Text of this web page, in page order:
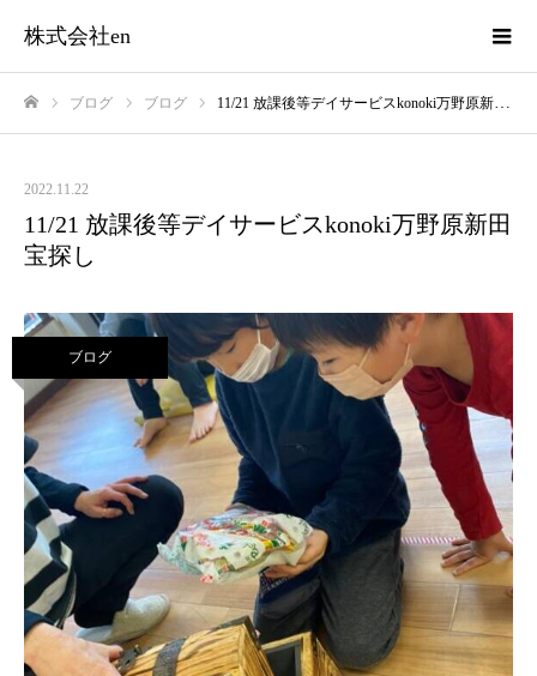
株式会社en
ブログ ブログ 11/21 放課後等デイサービスkonoki万野原新田 宝探し
2022.11.22
11/21 放課後等デイサービスkonoki万野原新田
宝探し
ブログ